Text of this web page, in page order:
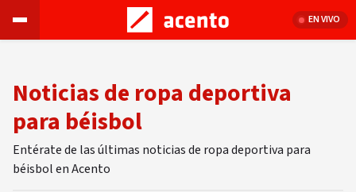
EN VIVO
Noticias de ropa deportiva
para béisbol
Entérate de las últimas noticias de ropa deportiva para
béisbol en Acento